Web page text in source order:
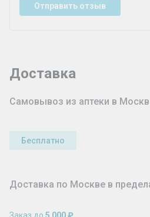
Отправить отзыв
Доставка
Самовывоз из аптеки в
Бесплатно
Доставка по Москве в
Заказ до 5 000 ₽